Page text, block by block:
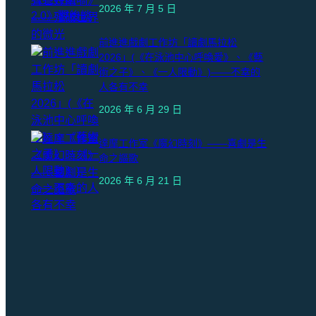
2026 年 7 月 5 日
前進進戲劇工作坊「讀劇馬拉松
2026」(《在泳池中心呼喚愛》、《藝
術之子》、《一人限動》)——不幸的
人各有不幸
2026 年 6 月 29 日
達摩工作室《魔幻時刻》——喜劇是生
命之謳歌
2026 年 6 月 21 日